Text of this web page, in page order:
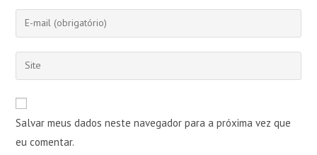
nome
ou
de
usuário
para
comentar
Digite
seu
endereço
de
mail
para
comentar
Digite
o
URL
do
seu
site
Salvar meus dados neste navegador para a próxima vez que
eu comentar.